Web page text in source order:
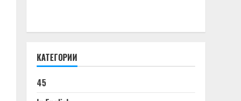
КАТЕГОРИИ
45